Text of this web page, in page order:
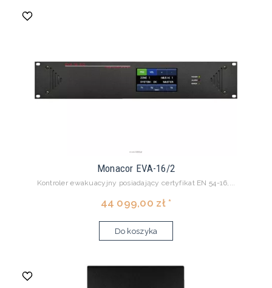
Monacor EVA-16/2
Kontroler ewakuacyjny posiadający certyfikat EN 54-16,...
44 099,00 zł *
Do koszyka